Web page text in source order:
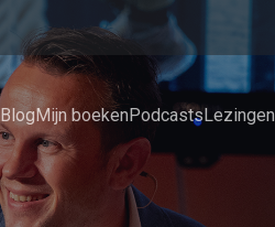
BlogMijn boekenPodcastsLezingen